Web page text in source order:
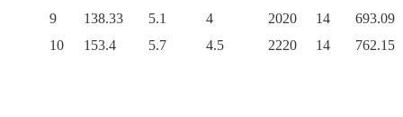
9
138.33 5.1 4 2020 14
693.09
10
153.4 5.7 4.5 2220 14 762.15